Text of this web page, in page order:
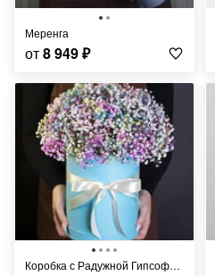
Меренга
от8 949₽
Коробка с Радужной Гипсофилой